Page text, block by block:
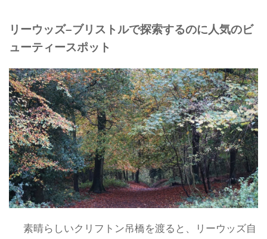
リーウッズ–ブリストルで探索するのに人気のビ
ューティースポット
素晴らしいクリフトン吊橋を渡ると、リーウッズ自